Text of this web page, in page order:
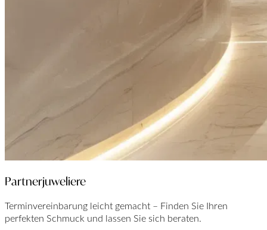
Partnerjuweliere
Terminvereinbarung leicht gemacht – Finden Sie Ihren
perfekten Schmuck und lassen Sie sich beraten.